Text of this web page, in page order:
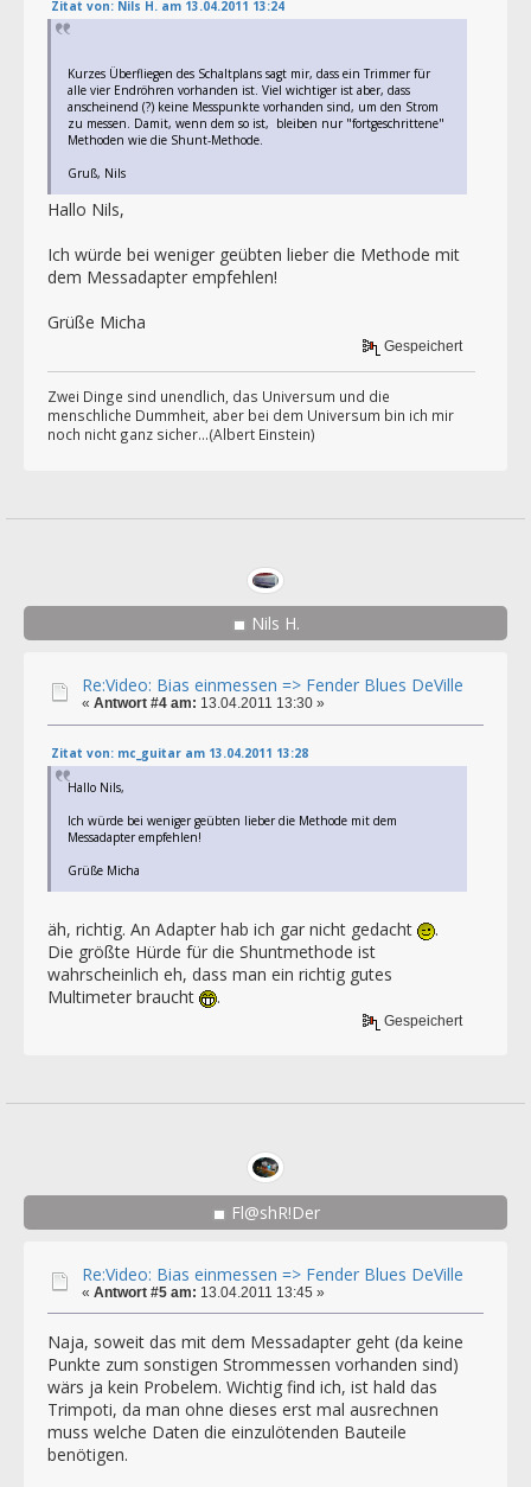
Zitat von: Nils H. am 13.04.2011 13:24
Kurzes Überfliegen des Schaltplans sagt mir, dass ein Trimmer für
alle vier Endröhren vorhanden ist. Viel wichtiger ist aber, dass
anscheinend (?) keine Messpunkte vorhanden sind, um den Strom
zu messen. Damit, wenn dem so ist, bleiben nur "fortgeschrittene"
Methoden wie die Shunt-Methode.
Gruß, Nils
Hallo Nils,
Ich würde bei weniger geübten lieber die Methode mit
dem Messadapter empfehlen!
Grüße Micha
Gespeichert
Zwei Dinge sind unendlich, das Universum und die
menschliche Dummheit, aber bei dem Universum bin ich mir
noch nicht ganz sicher...(Albert Einstein)
Nils H.
Re:Video: Bias einmessen => Fender Blues DeVille
« Antwort #4 am: 13.04.2011 13:30 »
Zitat von: mc_guitar am 13.04.2011 13:28
Hallo Nils,
Ich würde bei weniger geübten lieber die Methode mit dem
Messadapter empfehlen!
Grüße Micha
äh, richtig. An Adapter hab ich gar nicht gedacht
.
Die größte Hürde für die Shuntmethode ist
wahrscheinlich eh, dass man ein richtig gutes
Multimeter braucht
.
Gespeichert
Fl@shR!Der
Re:Video: Bias einmessen => Fender Blues DeVille
« Antwort #5 am: 13.04.2011 13:45 »
Naja, soweit das mit dem Messadapter geht (da keine
Punkte zum sonstigen Strommessen vorhanden sind)
wärs ja kein Probelem. Wichtig find ich, ist hald das
Trimpoti, da man ohne dieses erst mal ausrechnen
muss welche Daten die einzulötenden Bauteile
benötigen.